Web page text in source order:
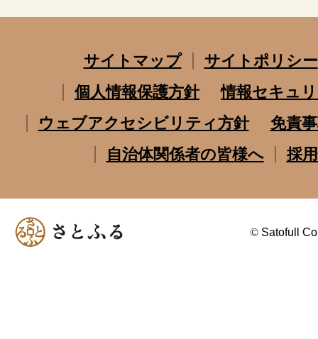
サイトマップ
サイトポリシー
個人情報保護方針
情報セキュ
ウェブアクセシビリティ方針
免責
自治体関係者の皆様へ
採
© Satofull